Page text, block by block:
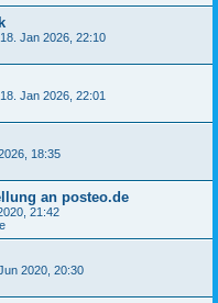
Jan 2026, 22:10
Jan 2026, 22:01
18:35
an posteo.de
21:42
2020, 20:30